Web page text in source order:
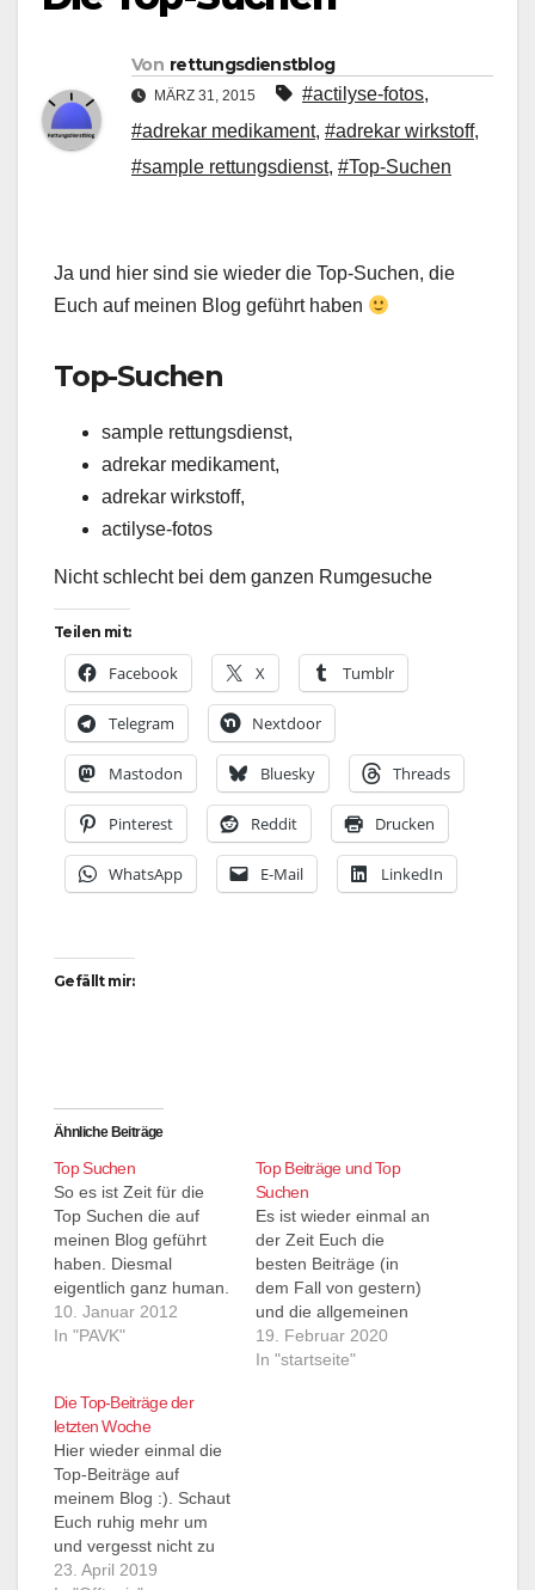
Von rettungsdienstblog
MÄRZ 31, 2015 #actilyse-fotos,
#adrekar medikament, #adrekar wirkstoff,
#sample rettungsdienst, #Top-Suchen
Ja und hier sind sie wieder die Top-Suchen, die
Euch auf meinen Blog geführt haben
Top-Suchen
sample rettungsdienst,
adrekar medikament,
adrekar wirkstoff,
actilyse-fotos
Nicht schlecht bei dem ganzen Rumgesuche
Teilen mit:
Facebook X Tumblr
Telegram Nextdoor
Mastodon Bluesky Threads
Pinterest Reddit Drucken
WhatsApp E-Mail LinkedIn
Gefällt mir:
Ähnliche Beiträge
Top Suchen
So es ist Zeit für die
Top Suchen die auf
meinen Blog geführt
haben. Diesmal
eigentlich ganz human.
rettungssanitäterprüfun
g - Jeehah bestanden,
meinen Links adrekar
medikament - Jap is
ein Medikament
prüfungsfragen
rettungssanitäter
testfragen - auch hier
gilt: wer sich
informieren will findet…
10. Januar 2012
In "PAVK"
Top Beiträge und Top
Suchen
Es ist wieder einmal an
der Zeit Euch die
besten Beiträge (in
dem Fall von gestern)
und die allgemeinen
Sucheingaben zu
präsentieren unter
19. Februar 2020
In "startseite"
Die Top-Beiträge der
letzten Woche
Hier wieder einmal die
Top-Beiträge auf
meinem Blog :). Schaut
Euch ruhig mehr um
und vergesst nicht zu
kommentieren
23. April 2019